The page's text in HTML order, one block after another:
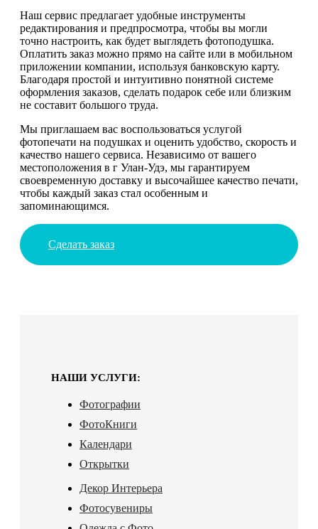
Наш сервис предлагает удобные инструменты
редактирования и предпросмотра, чтобы вы могли
точно настроить, как будет выглядеть фотоподушка.
Оплатить заказ можно прямо на сайте или в мобильном
приложении компании, используя банковскую карту.
Благодаря простой и интуитивно понятной системе
оформления заказов, сделать подарок себе или близким
не составит большого труда.
Мы приглашаем вас воспользоваться услугой
фотопечати на подушках и оценить удобство, скорость и
качество нашего сервиса. Независимо от вашего
местоположения в г Улан-Удэ, мы гарантируем
своевременную доставку и высочайшее качество печати,
чтобы каждый заказ стал особенным и
запоминающимся.
Сделать заказ
НАШИ УСЛУГИ:
Фотографии
ФотоКниги
Календари
Открытки
Декор Интерьера
Фотосувениры